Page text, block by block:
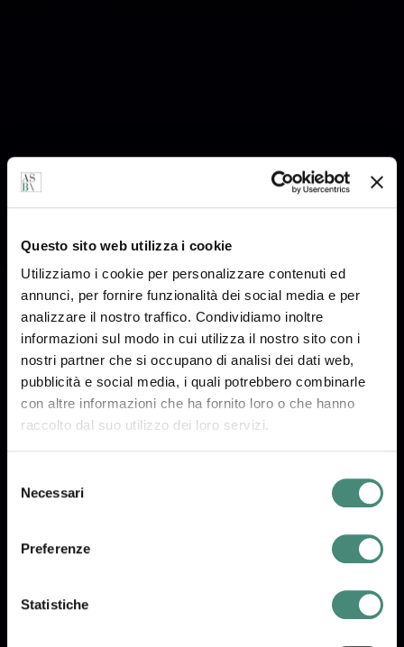
Questo sito web utilizza i cookie
Utilizziamo i cookie per personalizzare contenuti ed
annunci, per fornire funzionalità dei social media e per
analizzare il nostro traffico. Condividiamo inoltre
informazioni sul modo in cui utilizza il nostro sito con i
nostri partner che si occupano di analisi dei dati web,
pubblicità e social media, i quali potrebbero combinarle
con altre informazioni che ha fornito loro o che hanno
raccolto dal suo utilizzo dei loro servizi.
delNecessari
Preferenze
Statistiche